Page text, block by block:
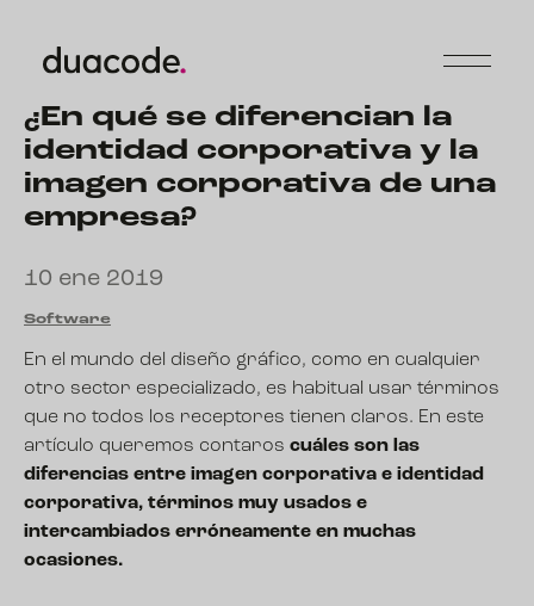
¿En qué se diferencian la
identidad corporativa y la
imagen corporativa de una
empresa?
10 ene 2019
Software
En el mundo del diseño gráfico, como en cualquier
otro sector especializado, es habitual usar términos
que no todos los receptores tienen claros. En este
artículo queremos contaros cuáles son las
diferencias entre imagen corporativa e identidad
corporativa, términos muy usados e
intercambiados erróneamente en muchas
ocasiones.